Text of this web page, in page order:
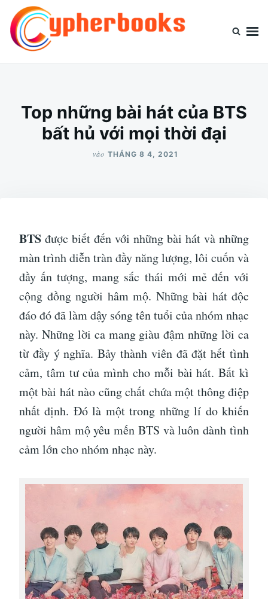
Nhảy
đến
nội
Tìm
kiếm
cho:
Top những bài hát của BTS
bất hủ với mọi thời đại
vào THÁNG 8 4, 2021
BTS được biết đến với những bài hát và những
màn trình diễn tràn đầy năng lượng, lôi cuốn và
đầy ấn tượng, mang sắc thái mới mẻ đến với
cộng đồng người hâm mộ. Những bài hát độc
đáo đó đã làm dậy sóng tên tuổi của nhóm nhạc
này. Những lời ca mang giàu đậm những lời ca
từ đầy ý nghĩa. Bảy thành viên đã đặt hết tình
cảm, tâm tư của mình cho mỗi bài hát. Bất kì
một bài hát nào cũng chất chứa một thông điệp
nhất định. Đó là một trong những lí do khiến
người hâm mộ yêu mến BTS và luôn dành tình
cảm lớn cho nhóm nhạc này.